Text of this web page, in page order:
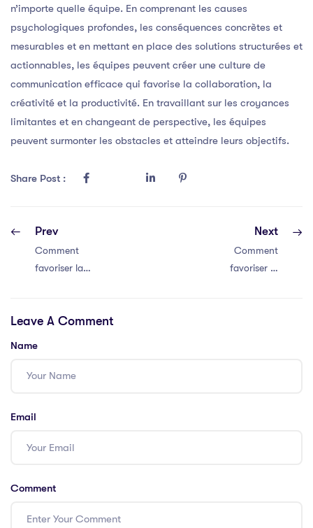
n’importe quelle équipe. En comprenant les causes
psychologiques profondes, les conséquences concrètes et
mesurables et en mettant en place des solutions structurées et
actionnables, les équipes peuvent créer une culture de
communication efficace qui favorise la collaboration, la
créativité et la productivité. En travaillant sur les croyances
limitantes et en changeant de perspective, les équipes
peuvent surmonter les obstacles et atteindre leurs objectifs.
Share Post :
Prev
Comment
favoriser la
de votre équipe
Next
Comment
favoriser la
Leave A Comment
Name
Email
Comment